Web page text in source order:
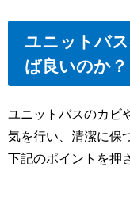
ユニットバ
ば良いのか？
ユニットバスのカビ
気を行い、清潔に保
下記のポイントを押